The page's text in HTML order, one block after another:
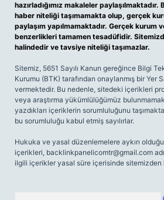
hazırladığımız makaleler
haber niteliği taşımamakta olup, gerçek
paylaşım yapılmamaktadır. Gerçek kurum
benzerlikleri tamamen tesadüfidir.
halindedir ve tavsiye niteliği taşımazlar.
Sitemiz, 5651 Sayılı Kanun gereğince Bilgi
Kurumu (BTK) tarafından onaylanmış bir Yer
vermektedir. Bu nedenle, sitedeki içerikleri
veya araştırma yükümlülüğümüz
yazdıkları içeriklerin sorumluluğunu
bu sorumluluğu kabul etmiş sayılırlar.
Hukuka ve yasal düzenlemelere aykırı
içerikleri, backlinkpanelicomtr@gmail.com
ilgili içerikler yasal süre içerisinde sitemizden